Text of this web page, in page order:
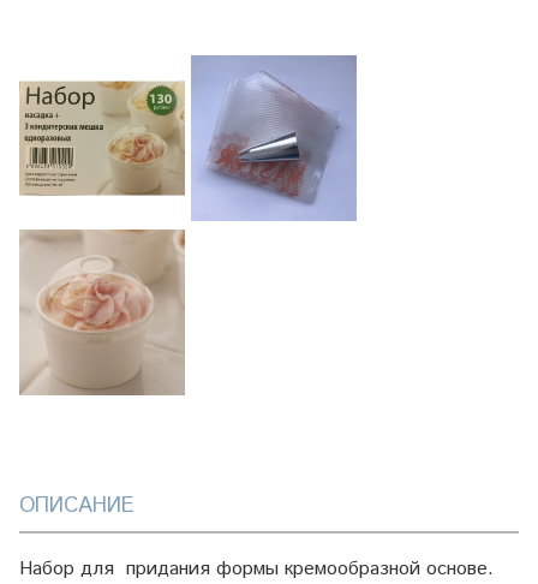
ОПИСАНИЕ
Набор для придания формы кремообразной основе.